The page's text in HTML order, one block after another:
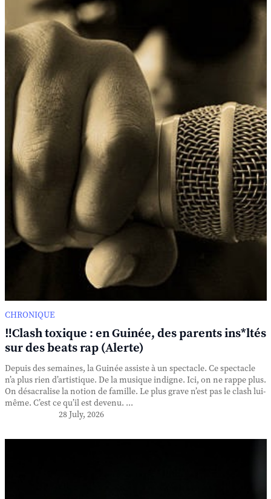
CHRONIQUE
‼️Clash toxique : en Guinée, des parents ins*ltés
sur des beats rap (Alerte)
Depuis des semaines, la Guinée assiste à un spectacle. Ce spectacle
n’a plus rien d’artistique. De la musique indigne. Ici, on ne rappe plus.
On désacralise la notion de famille. Le plus grave n’est pas le clash lui-
même. C’est ce qu’il est devenu. ...
28 July, 2026